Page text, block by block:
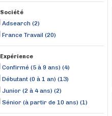
Société
Adsearch (2)
France Travail (20)
Expérience
Confirmé (5 à 9 ans) (4)
Débutant (0 à 1 an) (13)
Junior (2 à 4 ans) (2)
Sénior (à partir de 10 ans) (1)